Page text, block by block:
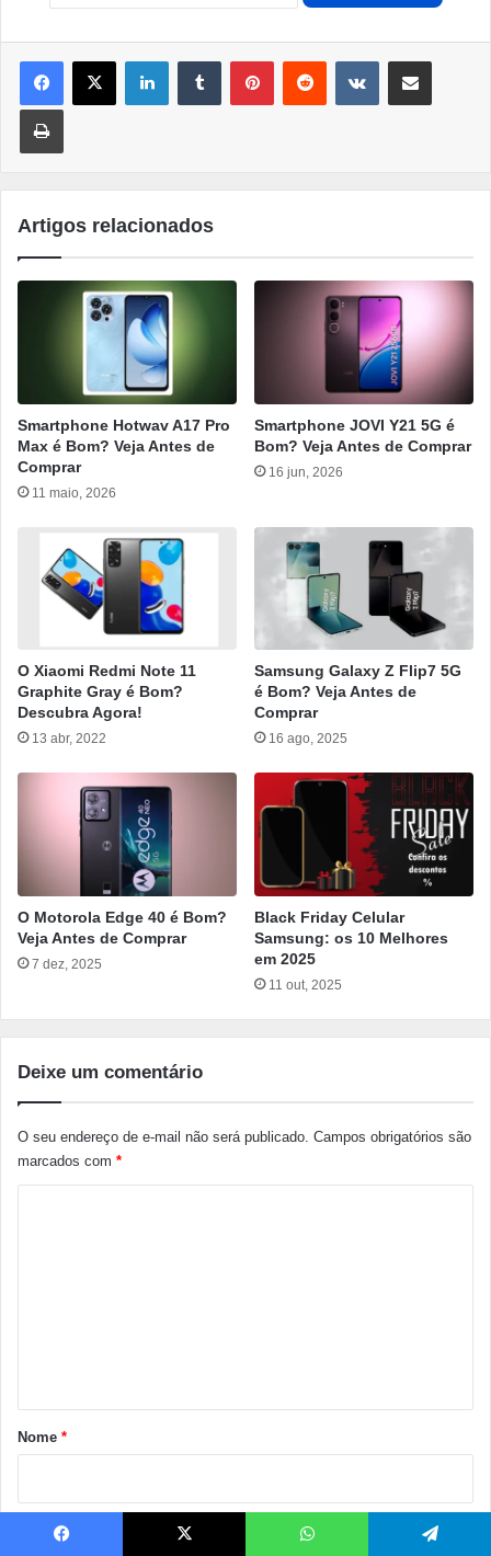
LinkedinTumblr PinterestReddit VK Compartilhar por e-mail
Imprimir
Artigos relacionados
Smartphone Hotwav A17 Pro
Max é Bom? Veja Antes de
Comprar
11 maio, 2026
Smartphone JOVI Y21 5G é
Bom? Veja Antes de Comprar
16 jun, 2026
O Xiaomi Redmi Note 11
Graphite Gray é Bom?
Descubra Agora!
13 abr, 2022
Samsung Galaxy Z Flip7 5G
é Bom? Veja Antes de
Comprar
16 ago, 2025
O Motorola Edge 40 é Bom?
Veja Antes de Comprar
7 dez, 2025
Black Friday Celular
Samsung: os 10 Melhores
em 2025
11 out, 2025
Deixe um comentário
O seu endereço de e-mail não será publicado. Campos obrigatórios são
marcados com *
rNome *
E-mail*